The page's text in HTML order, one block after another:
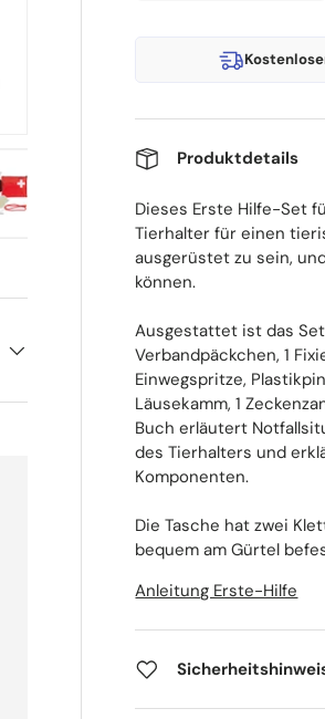
Bild 7 in Galerieansicht laden
Produktdetails
Dieses Erste Hilfe-Set
Tierhalter für einen
ausgerüstet zu sein,
können.
Ausgestattet ist das Set
Verbandpäckchen, 1
Einwegspritze,
Läusekamm, 1
Buch erläutert
des Tierhalters und
Komponenten.
Die Tasche hat zwei
bequem am Gürtel
Anleitung Erste-Hilfe